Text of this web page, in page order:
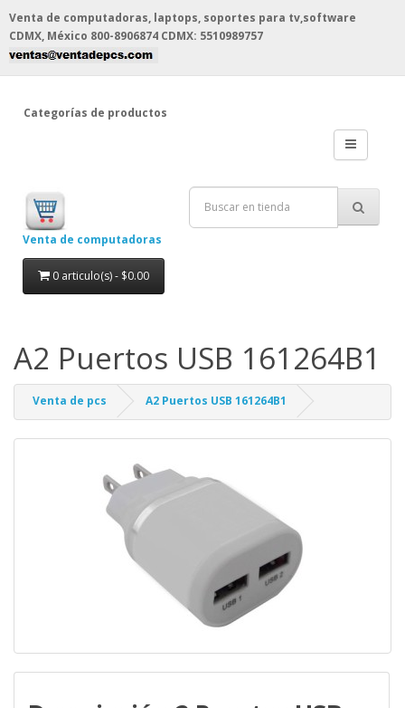
Venta de computadoras, laptops, soportes para tv,software
CDMX, México 800-8906874 CDMX: 5510989757
Categorías de productos
Venta de computadoras
0 articulo(s) - $0.00
A2 Puertos USB 161264B1
Venta de pcs A2 Puertos USB 161264B1